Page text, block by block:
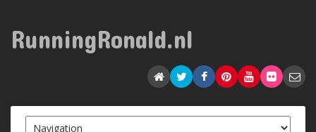
RunningRonald.nl